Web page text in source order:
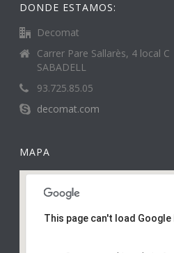
DONDE ESTAMOS:
Decomat
Carrer Pare Sallarès, 4 local C
SABADELL
93.725.85.05
decomat.com
MAPA
This page can't load